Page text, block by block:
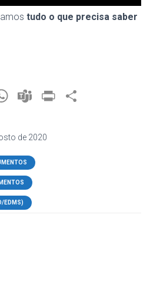
tudo o que precisa saber
W
at
s
A
p
p
T
a
m
s
Pr
de 2020
EDMS)